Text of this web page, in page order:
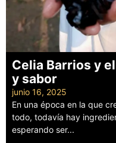
Celia Barrios y
y sabor
junio 16, 2025
En una época en la que
todo, todavía hay
esperando ser...